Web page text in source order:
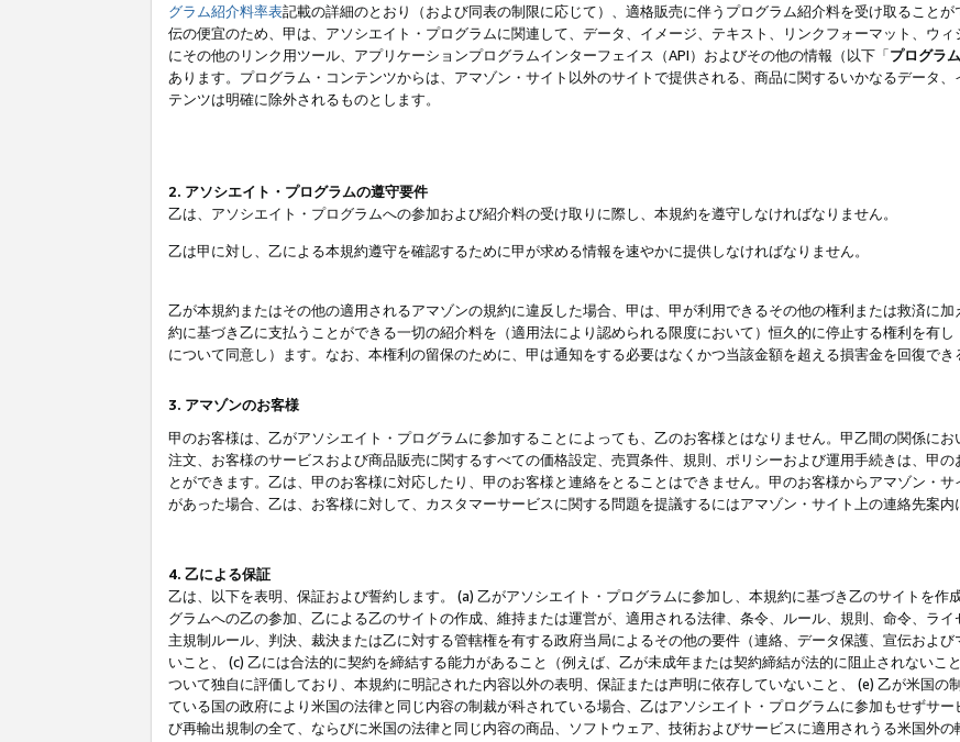
グラム紹介料率表記載の詳細のとおり（および同表の制限に応じて）、適格販売に伴うプログラム紹介料を受け取ること
伝の便宜のため、甲は、アソシエイト・プログラムに関連して、データ、イメージ、テキスト、リンクフォーマット、ウ
にその他のリンク用ツール、アプリケーションプログラムインターフェイス（API）およびその他の情報（以下「プログラ
あります。プログラム・コンテンツからは、アマゾン・サイト以外のサイトで提供される、商品に関するいかなるデータ
テンツは明確に除外されるものとします。
2. アソシエイト・プログラムの遵守要件
乙は、アソシエイト・プログラムへの参加および紹介料の受け取りに際し、本規約を遵守しなければなりません。
乙は甲に対し、乙による本規約遵守を確認するために甲が求める情報を速やかに提供しなければなりません。
乙が本規約またはその他の適用されるアマゾンの規約に違反した場合、甲は、甲が利用できるその他の権利または救済に
約に基づき乙に支払うことができる一切の紹介料を（適用法により認められる限度において）恒久的に停止する権利を有
について同意し）ます。なお、本権利の留保のために、甲は通知をする必要はなくかつ当該金額を超える損害金を回復でき
3. アマゾンのお客様
甲のお客様は、乙がアソシエイト・プログラムに参加することによっても、乙のお客様とはなりません。甲乙間の関係に
注文、お客様のサービスおよび商品販売に関するすべての価格設定、売買条件、規則、ポリシーおよび運用手続きは、甲
とができます。乙は、甲のお客様に対応したり、甲のお客様と連絡をとることはできません。甲のお客様からアマゾン・
があった場合、乙は、お客様に対して、カスタマーサービスに関する問題を提議するにはアマゾン・サイト上の連絡先案内
4. 乙による保証
乙は、以下を表明、保証および誓約します。 (a) 乙がアソシエイト・プログラムに参加し、本規約に基づき乙のサイトを作
グラムへの乙の参加、乙による乙のサイトの作成、維持または運営が、適用される法律、条令、ルール、規則、命令、ラ
主規制ルール、判決、裁決または乙に対する管轄権を有する政府当局によるその他の要件（連絡、データ保護、宣伝およ
いこと、 (c) 乙には合法的に契約を締結する能力があること（例えば、乙が未成年または契約締結が法的に阻止されないこ
ついて独自に評価しており、本規約に明記された内容以外の表明、保証または声明に依存していないこと、 (e) 乙が米国の
ている国の政府により米国の法律と同じ内容の制裁が科されている場合、乙はアソシエイト・プログラムに参加もせずサ
び再輸出規制の全て、ならびに米国の法律と同じ内容の商品、ソフトウェア、技術およびサービスに適用されうる米国外